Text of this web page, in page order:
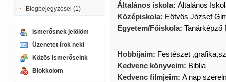
Blogbejegyzései (1)
Ismerősnek jelölöm
Üzenetet írok neki
Közös ismerőseink
Blokkolom
Általános iskola: Általános
Középiskola: Eötvös József
Egyetem/Főiskola: Tanárképző
Hobbijaim: Festészet
Kedvenc könyveim: Biblia
Kedvenc filmjeim: A nap